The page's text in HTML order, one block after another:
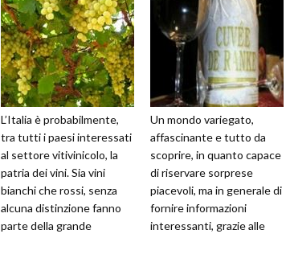
L’Italia è probabilmente,
tra tutti i paesi interessati
al settore vitivinicolo, la
patria dei vini. Sia vini
bianchi che rossi, senza
alcuna distinzione fanno
parte della grande
Un mondo variegato,
affascinante e tutto da
scoprire, in quanto capace
di riservare sorprese
piacevoli, ma in generale di
fornire informazioni
interessanti, grazie alle